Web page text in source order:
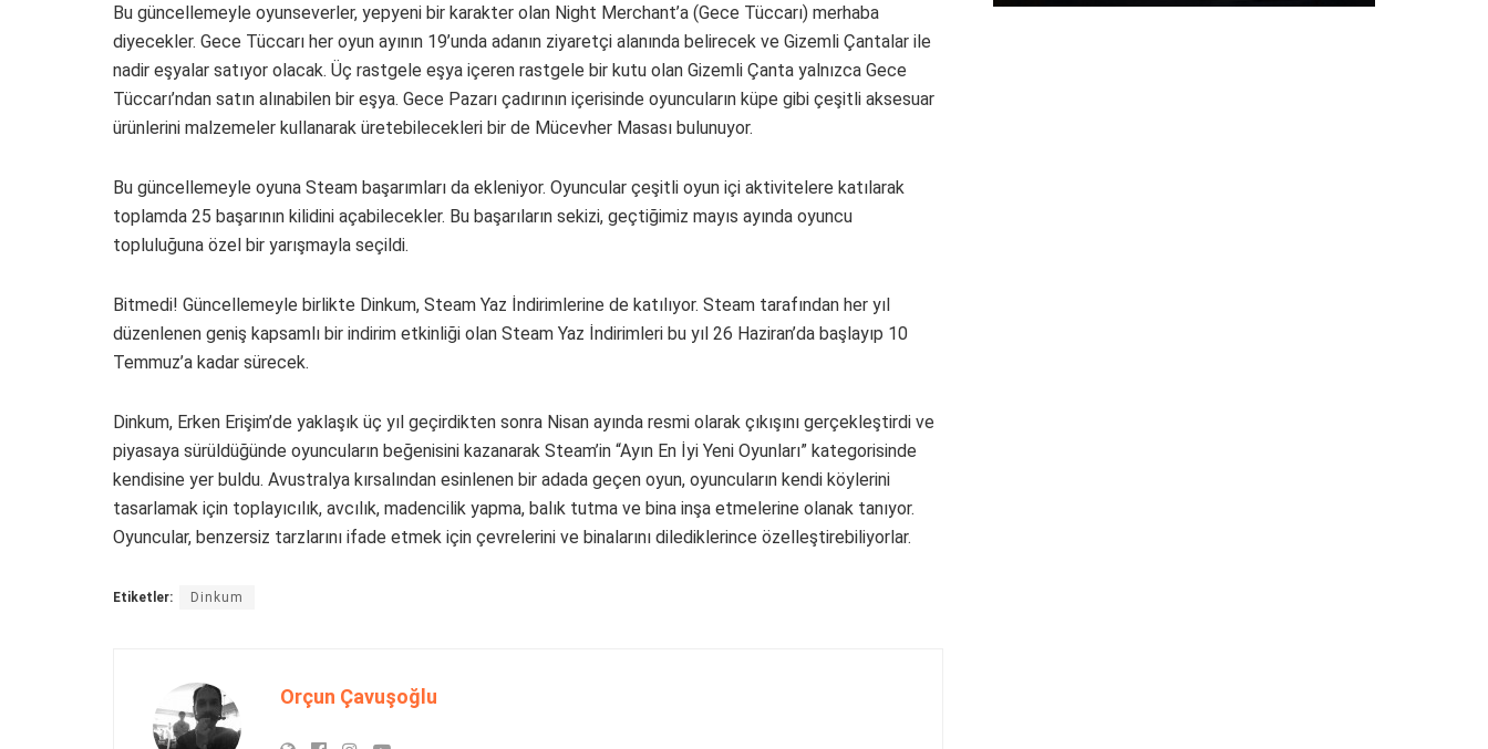
Bu güncellemeyle oyunseverler, yepyeni bir karakter olan Night Merchant’a (Gece Tüccarı) merhaba
diyecekler. Gece Tüccarı her oyun ayının 19’unda adanın ziyaretçi alanında belirecek ve Gizemli Çantalar ile
nadir eşyalar satıyor olacak. Üç rastgele eşya içeren rastgele bir kutu olan Gizemli Çanta yalnızca Gece
Tüccarı’ndan satın alınabilen bir eşya. Gece Pazarı çadırının içerisinde oyuncuların küpe gibi çeşitli aksesuar
ürünlerini malzemeler kullanarak üretebilecekleri bir de Mücevher Masası bulunuyor.
Bu güncellemeyle oyuna Steam başarımları da ekleniyor. Oyuncular çeşitli oyun içi aktivitelere katılarak
toplamda 25 başarının kilidini açabilecekler. Bu başarıların sekizi, geçtiğimiz mayıs ayında oyuncu
topluluğuna özel bir yarışmayla seçildi.
Bitmedi! Güncellemeyle birlikte Dinkum, Steam Yaz İndirimlerine de katılıyor. Steam tarafından her yıl
düzenlenen geniş kapsamlı bir indirim etkinliği olan Steam Yaz İndirimleri bu yıl 26 Haziran’da başlayıp 10
Temmuz’a kadar sürecek.
Dinkum, Erken Erişim’de yaklaşık üç yıl geçirdikten sonra Nisan ayında resmi olarak çıkışını gerçekleştirdi ve
piyasaya sürüldüğünde oyuncuların beğenisini kazanarak Steam’in “Ayın En İyi Yeni Oyunları” kategorisinde
kendisine yer buldu. Avustralya kırsalından esinlenen bir adada geçen oyun, oyuncuların kendi köylerini
tasarlamak için toplayıcılık, avcılık, madencilik yapma, balık tutma ve bina inşa etmelerine olanak tanıyor.
Oyuncular, benzersiz tarzlarını ifade etmek için çevrelerini ve binalarını dilediklerince özelleştirebiliyorlar.
Etiketler: Dinkum
Orçun Çavuşoğlu